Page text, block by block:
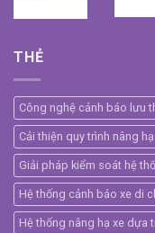
THẺ
Công nghệ cảnh báo lưu
Cải thiện quy trình nâng
Giải pháp kiểm soát hệ
Hệ thống cảnh báo xe di
Hệ thống nâng hạ xe dựa